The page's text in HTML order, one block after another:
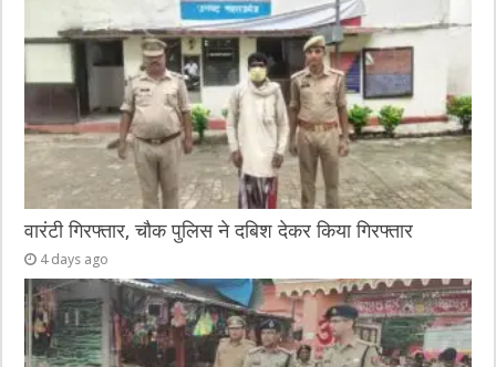
वारंटी गिरफ्तार, चौक पुलिस ने दबिश देकर किया गिरफ्तार
4 days ago